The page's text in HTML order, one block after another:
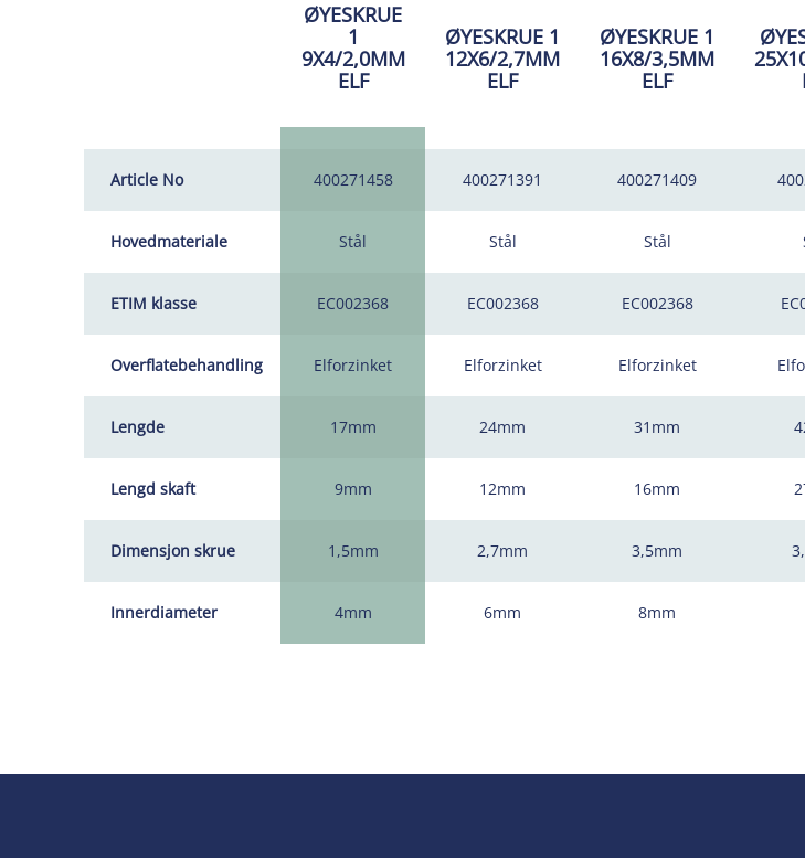
Article No
Hovedmateriale
ETIM klasse
Overflatebehandling
Lengde
Lengd skaft
Dimensjon skrue
Innerdiameter
ØYESKRUE
1
9X4/2,0MM
ELF
400271458
Stål
EC002368
Elforzinket
17mm
9mm
1,5mm
4mm
ØYESKRUE 1
12X6/2,7MM
ELF
400271391
Stål
EC002368
Elforzinket
24mm
12mm
2,7mm
6mm
ØYESKRUE 1
16X8/3,5MM
ELF
400271409
Stål
EC002368
Elforzinket
31mm
16mm
3,5mm
8mm